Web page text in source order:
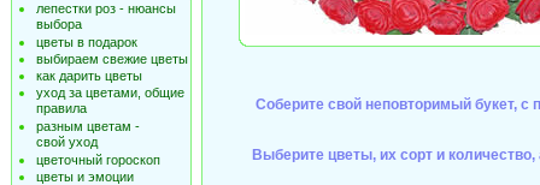
лепестки роз - нюансы
выбора
цветы в подарок
выбираем свежие цветы
как дарить цветы
уход за цветами, общие
правила
разным цветам -
свой уход
цветочный гороскоп
цветы и эмоции
Соберите свой неповторимый букет,
Выберите цветы, их сорт и